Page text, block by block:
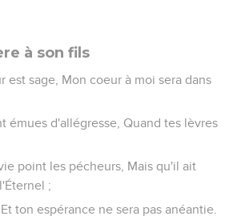
à son fils
est sage, Mon coeur à moi sera dans
émues d'allégresse, Quand tes lèvres
point les pécheurs, Mais qu'il ait
;
ton espérance ne sera pas anéantie.